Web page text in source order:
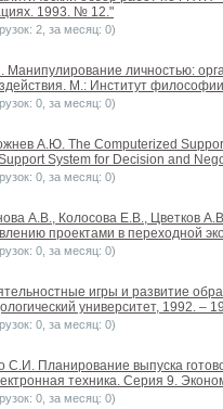
1993. № 12."
2, за месяц: 0)
Манипулирование личностью:
М.: Институт
0, за месяц: 0)
А.Ю. The Computerized
System for Decision and
0, за месяц: 0)
А.В., Колосова Е.В., Цветков
проектами в переходной
0, за месяц: 0)
игры и развитие
университет, 1992. –
0, за месяц: 0)
С.И. Планирование выпуска
техника. Серия 9.
0, за месяц: 0)